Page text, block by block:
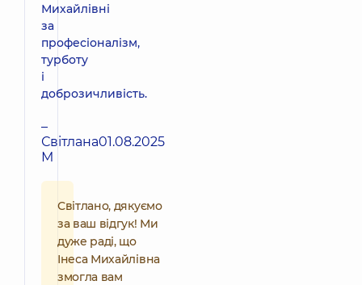
Михайлівні
за
професіоналізм,
турботу
і
доброзичливість.
–
Світлана
М
01.08.2025
Світлано, дякуємо
за ваш відгук! Ми
дуже раді, що
Інеса Михайлівна
змогла вам